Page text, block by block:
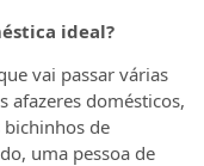
ideal?
vai passar várias
afazeres domésticos,
bichinhos de
uma pessoa de